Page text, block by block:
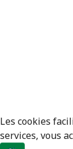
Les cookies
services, vous